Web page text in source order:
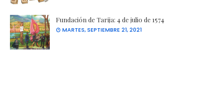
Fundación de Tarija: 4 de julio de 1574
MARTES, SEPTIEMBRE 21, 2021